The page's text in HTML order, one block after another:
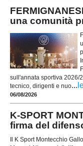
una comunità
sull'annata sportiva 2026/
tecnico, dirigenti e nuo...
06/08/2026
K-SPORT
firma del
Il K Sport Montecchio